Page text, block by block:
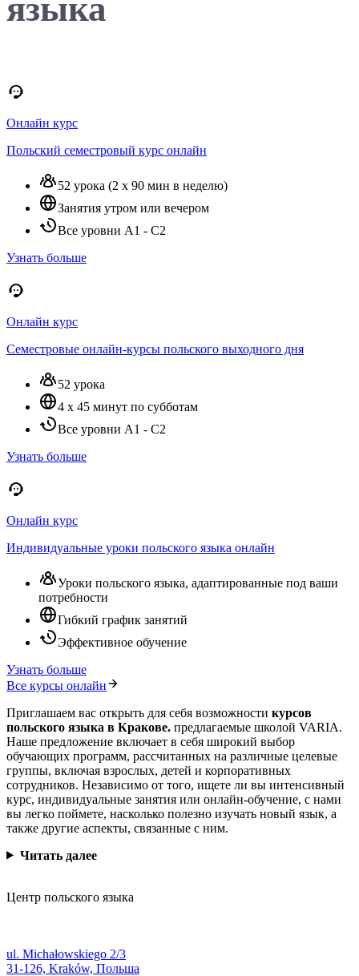
языка
Онлайн курс
Польский семестровый курс онлайн
52 урока (2 х 90 мин в неделю)
Занятия утром или вечером
Все уровни A1 - C2
Узнать больше
Онлайн курс
Семестровые онлайн-курсы польского выходного дня
52 урока
4 x 45 минут по субботам
Все уровни A1 - C2
Узнать больше
Онлайн курс
Индивидуальные уроки польского языка онлайн
Уроки польского языка, адаптированные под ваши
потребности
Гибкий график занятий
Эффективное обучение
Узнать больше
Все курсы онлайн
Приглашаем вас открыть для себя возможности курсов
польского языка в Кракове. предлагаемые школой VARIA.
Наше предложение включает в себя широкий выбор
обучающих программ, рассчитанных на различные целевые
группы, включая взрослых, детей и корпоративных
сотрудников. Независимо от того, ищете ли вы интенсивный
курс, индивидуальные занятия или онлайн-обучение, с нами
вы легко поймете, насколько полезно изучать новый язык, а
также другие аспекты, связанные с ним.
Читать далее
Центр польского языка
ul. Michałowskiego 2/3
31-126, Kraków, Польша